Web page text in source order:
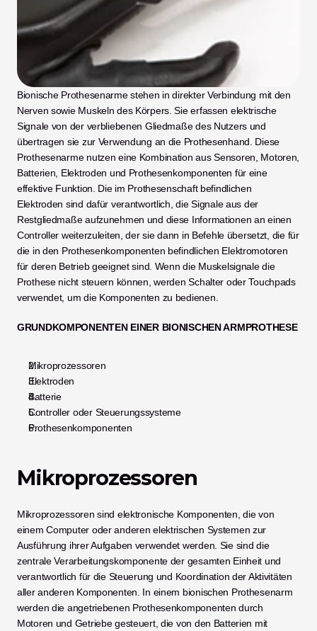
Bionische Prothesenarme stehen in direkter Verbindung mit den
Nerven sowie Muskeln des Körpers. Sie erfassen elektrische
Signale von der verbliebenen Gliedmaße des Nutzers und
übertragen sie zur Verwendung an die Prothesenhand. Diese
Prothesenarme nutzen eine Kombination aus Sensoren, Motoren,
Batterien, Elektroden und Prothesenkomponenten für eine
effektive Funktion. Die im Prothesenschaft befindlichen
Elektroden sind dafür verantwortlich, die Signale aus der
Restgliedmaße aufzunehmen und diese Informationen an einen
Controller weiterzuleiten, der sie dann in Befehle übersetzt, die für
die in den Prothesenkomponenten befindlichen Elektromotoren
für deren Betrieb geeignet sind. Wenn die Muskelsignale die
Prothese nicht steuern können, werden Schalter oder Touchpads
verwendet, um die Komponenten zu bedienen.
GRUNDKOMPONENTEN EINER BIONISCHEN ARMPROTHESE
Mikroprozessoren
Elektroden
Batterie
Controller oder Steuerungssysteme
Prothesenkomponenten
Mikroprozessoren
Mikroprozessoren sind elektronische Komponenten, die von
einem Computer oder anderen elektrischen Systemen zur
Ausführung ihrer Aufgaben verwendet werden. Sie sind die
zentrale Verarbeitungskomponente der gesamten Einheit und
verantwortlich für die Steuerung und Koordination der Aktivitäten
aller anderen Komponenten. In einem bionischen Prothesenarm
werden die angetriebenen Prothesenkomponenten durch
Motoren und Getriebe gesteuert, die von den Batterien mit